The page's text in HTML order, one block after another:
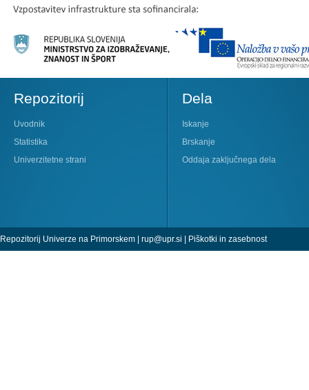
Repozitorij
Uvodnik
Statistika
Univerzitetne strani
Dela
Iskanje
Brskanje
Oddaja zaključnega dela
Repozitorij Univerze na Primorskem | rup@upr.si Piškotki in zasebnost